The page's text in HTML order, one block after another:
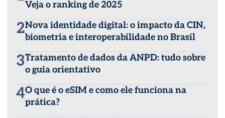
Veja o ranking de 2025
2Nova identidade digital: o impacto da CIN,
biometria e interoperabilidade no Brasil
3Tratamento de dados da ANPD: tudo sobre
o guia orientativo
4O que é o eSIM e como ele funciona na
prática?